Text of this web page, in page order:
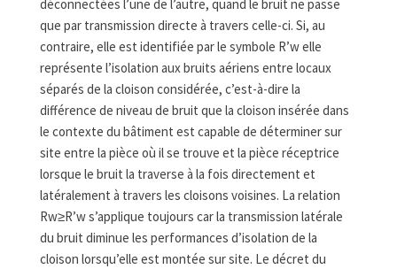
déconnectées l’une de l’autre, quand le bruit ne passe
que par transmission directe à travers celle-ci. Si, au
contraire, elle est identifiée par le symbole R’w elle
représente l’isolation aux bruits aériens entre locaux
séparés de la cloison considérée, c’est-à-dire la
différence de niveau de bruit que la cloison insérée dans
le contexte du bâtiment est capable de déterminer sur
site entre la pièce où il se trouve et la pièce réceptrice
lorsque le bruit la traverse à la fois directement et
latéralement à travers les cloisons voisines. La relation
Rw≥R’w s’applique toujours car la transmission latérale
du bruit diminue les performances d’isolation de la
cloison lorsqu’elle est montée sur site. Le décret du